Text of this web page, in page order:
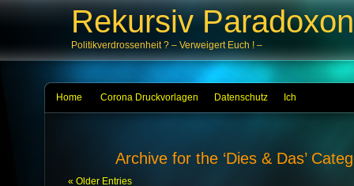
Rekursiv Paradoxon
Politikverdrossenheit ? – Verweigert Euch ! –
Home Corona Druckvorlagen Datenschutz Ich
Archive for the ‘Dies & Das’
« Older Entries